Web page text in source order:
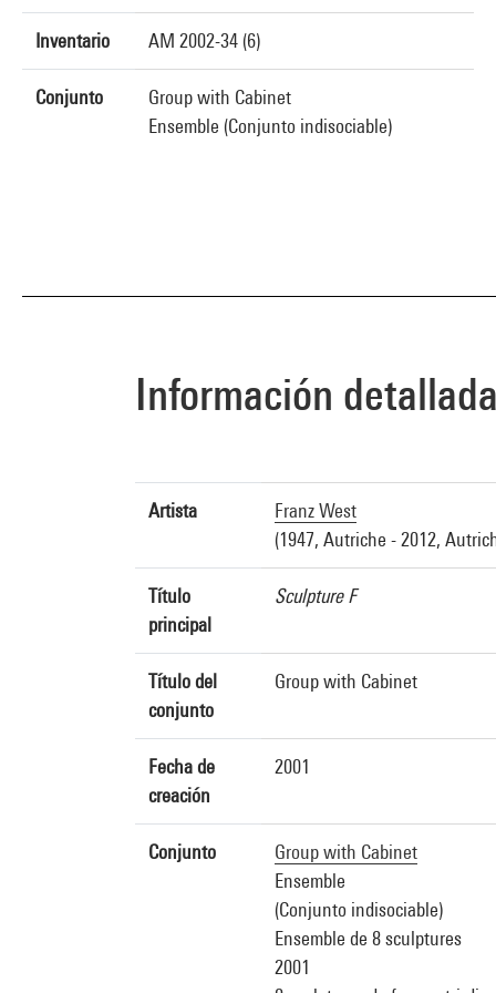
Inventario AM 2002-34 (6)
Conjunto
Group with Cabinet
Ensemble (Conjunto indisociable)
Información
Artista
Franz West
(1947, Autriche - 2012,
Título
principal
Sculpture F
Título del
conjunto
Group with Cabinet
Fecha de
creación
2001
Conjunto
Group with Cabinet
Ensemble
(Conjunto indisociable)
Ensemble de 8 sculptures
2001